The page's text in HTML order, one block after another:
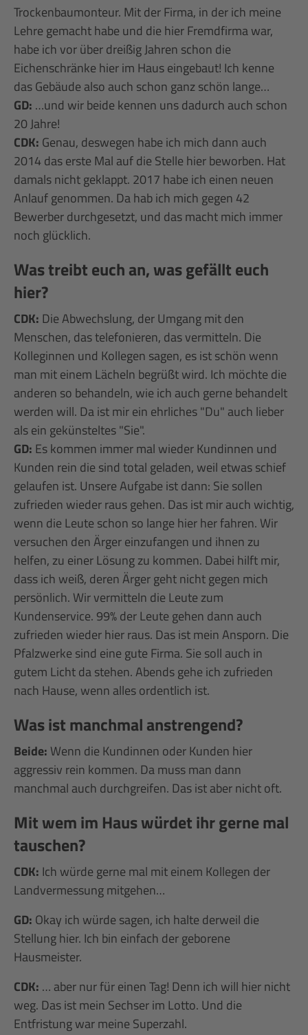
Trockenbaumonteur. Mit der Firma, in der ich meine
Lehre gemacht habe und die hier Fremdfirma war,
habe ich vor über dreißig Jahren schon die
Eichenschränke hier im Haus eingebaut! Ich kenne
das Gebäude also auch schon ganz schön lange…
GD: …und wir beide kennen uns dadurch auch schon
20 Jahre!
CDK: Genau, deswegen habe ich mich dann auch
2014 das erste Mal auf die Stelle hier beworben. Hat
damals nicht geklappt. 2017 habe ich einen neuen
Anlauf genommen. Da hab ich mich gegen 42
Bewerber durchgesetzt, und das macht mich immer
noch glücklich.
Was treibt euch an, was gefällt euch
hier?
CDK: Die Abwechslung, der Umgang mit den
Menschen, das telefonieren, das vermitteln. Die
Kolleginnen und Kollegen sagen, es ist schön wenn
man mit einem Lächeln begrüßt wird. Ich möchte die
anderen so behandeln, wie ich auch gerne behandelt
werden will. Da ist mir ein ehrliches "Du" auch lieber
als ein gekünsteltes "Sie".
GD: Es kommen immer mal wieder Kundinnen und
Kunden rein die sind total geladen, weil etwas schief
gelaufen ist. Unsere Aufgabe ist dann: Sie sollen
zufrieden wieder raus gehen. Das ist mir auch wichtig,
wenn die Leute schon so lange hier her fahren. Wir
versuchen den Ärger einzufangen und ihnen zu
helfen, zu einer Lösung zu kommen. Dabei hilft mir,
dass ich weiß, deren Ärger geht nicht gegen mich
persönlich. Wir vermitteln die Leute zum
Kundenservice. 99% der Leute gehen dann auch
zufrieden wieder hier raus. Das ist mein Ansporn. Die
Pfalzwerke sind eine gute Firma. Sie soll auch in
gutem Licht da stehen. Abends gehe ich zufrieden
nach Hause, wenn alles ordentlich ist.
Was ist manchmal anstrengend?
Beide: Wenn die Kundinnen oder Kunden hier
aggressiv rein kommen. Da muss man dann
manchmal auch durchgreifen. Das ist aber nicht oft.
Mit wem im Haus würdet ihr gerne mal
tauschen?
CDK: Ich würde gerne mal mit einem Kollegen der
Landvermessung mitgehen…
GD: Okay ich würde sagen, ich halte derweil die
Stellung hier. Ich bin einfach der geborene
Hausmeister.
CDK: … aber nur für einen Tag! Denn ich will hier nicht
weg. Das ist mein Sechser im Lotto. Und die
Entfristung war meine Superzahl.